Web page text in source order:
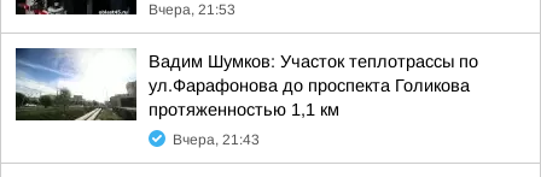
Вчера, 21:53
Вадим Шумков: Участок теплотрассы по
ул.Фарафонова до проспекта Голикова
протяженностью 1,1 км
Вчера, 21:43